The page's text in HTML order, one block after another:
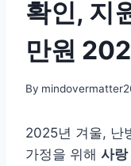
확인, 지
만원
By
2025년 겨울, 난
가정을 위해 사